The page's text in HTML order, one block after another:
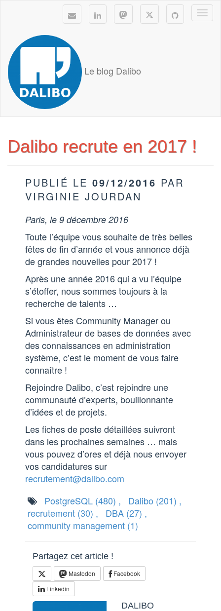
Le blog Dalibo
Dalibo recrute en 2017 !
PUBLIÉ LE 09/12/2016 PAR
VIRGINIE JOURDAN
Paris, le 9 décembre 2016
Toute l’équipe vous souhaite de très belles
fêtes de fin d’année et vous annonce déjà
de grandes nouvelles pour 2017 !
Après une année 2016 qui a vu l’équipe
s’étoffer, nous sommes toujours à la
recherche de talents …
Si vous êtes Community Manager ou
Administrateur de bases de données avec
des connaissances en administration
système, c’est le moment de vous faire
connaître !
Rejoindre Dalibo, c’est rejoindre une
communauté d’experts, bouillonnante
d’idées et de projets.
Les fiches de poste détaillées suivront
dans les prochaines semaines … mais
vous pouvez d’ores et déjà nous envoyer
vos candidatures sur
recrutement@dalibo.com
PostgreSQL (480) , Dalibo (201) ,
recrutement (30) , DBA (27) ,
community management (1)
Partagez cet article !
Mastodon
Facebook
Linkedin
DALIBO